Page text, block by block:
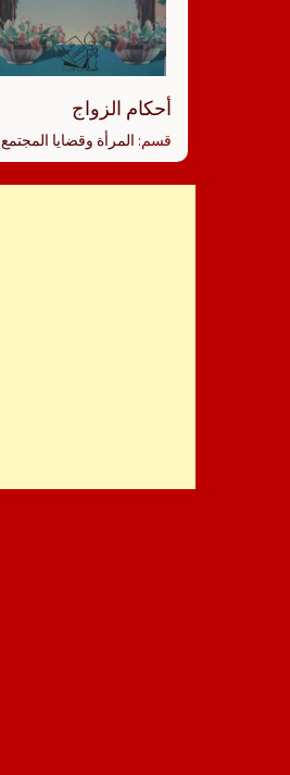
أحكام الزواج
قسم: المرأة وقضايا المجتمع